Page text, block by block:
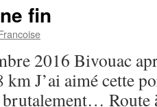
fin
2016 Bivouac
km J’ai aimé cette
brutalement…